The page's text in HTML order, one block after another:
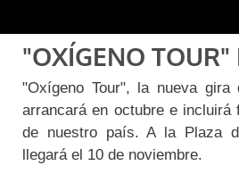
"OXÍGENO TOUR"
"Oxígeno Tour", la nueva gira
arrancará en octubre e incluirá
de nuestro país. A la Plaza
llegará el 10 de noviembre.